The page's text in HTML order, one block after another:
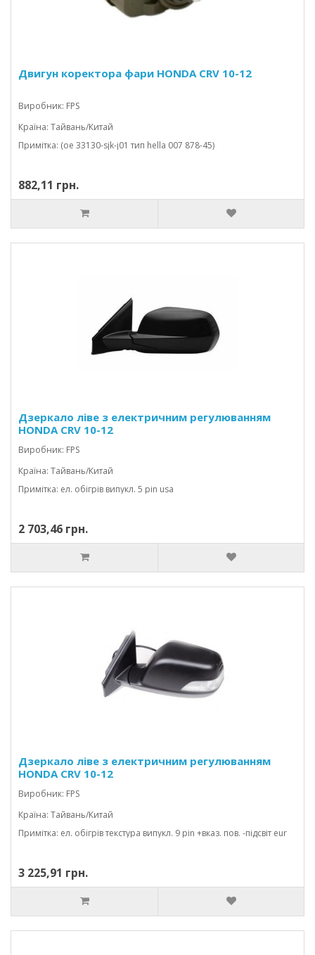
Двигун коректора фари HONDA CRV 10-12
Виробник: FPS
Країна: Тайвань/Китай
Примітка: (oe 33130-sjk-j01 тип hella 007 878-45)
882,11 грн.
Дзеркало ліве з електричним регулюванням
HONDA CRV 10-12
Виробник: FPS
Країна: Тайвань/Китай
Примітка: ел. обігрів випукл. 5 pin usa
2 703,46 грн.
Дзеркало ліве з електричним регулюванням
HONDA CRV 10-12
Виробник: FPS
Країна: Тайвань/Китай
Примітка: ел. обігрів текстура випукл. 9 pin +вказ. пов. -підсвіт eur
3 225,91 грн.